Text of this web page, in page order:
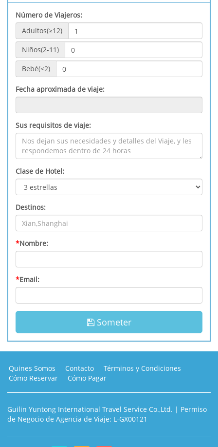
Número de Viajeros:
Adultos(≥12)
Niños(2-11)
Bebé(<2)
Fecha aproximada de viaje:
Sus requisitos de viaje:
Clase de Hotel:
Destinos:
*Nombre:
*Email:
Someter
Quines Somos Contacto
Términos y Condiciones
Cómo Reservar
Cómo Pagar
Guilin Yuntong International Travel Service Co.,Ltd. | Permiso
de Negocio de Agencia de Viaje: L-GX00121